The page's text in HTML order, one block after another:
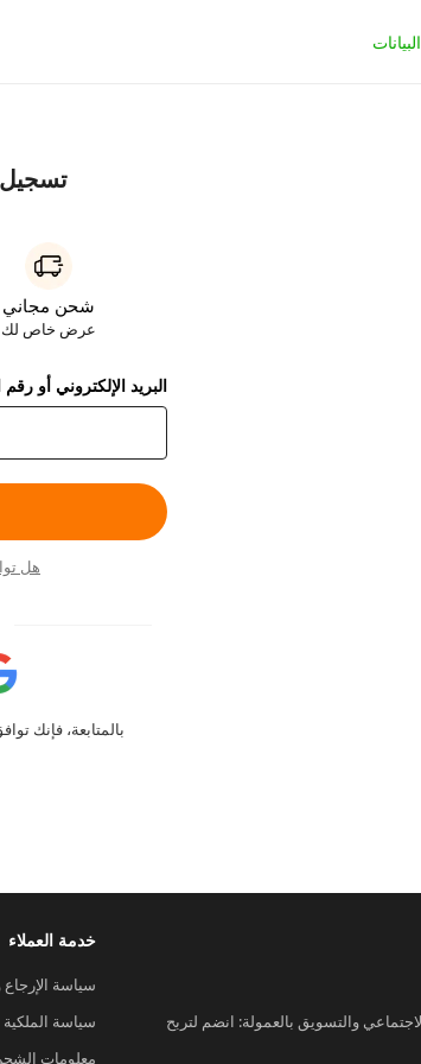
شحن مجاني
عرض خاص لك
البريد الإلكتروني أو رقم
هل
بالمتابعة، فإنك
والتسويق بالعمولة: انضم لتربح
خدمة العملاء
سياسة الإرجاع
سياسة الملكية
معلومات